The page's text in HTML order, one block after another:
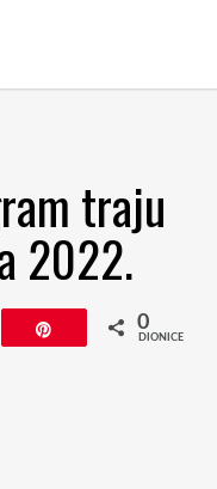
traju
2022.
0
DIONICE